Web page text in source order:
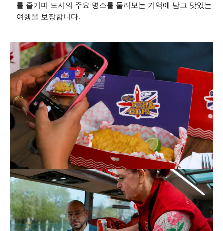
를 즐기며 도시의 주요 명소를 둘러보는 기억에 남고 맛있는
여행을 보장합니다.